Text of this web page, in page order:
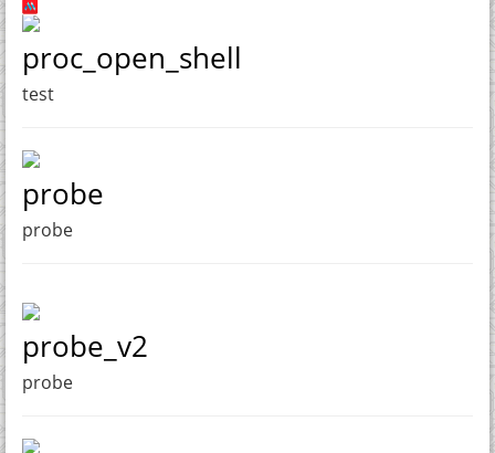
proc_open_shell
test
probe
probe
probe_v2
probe